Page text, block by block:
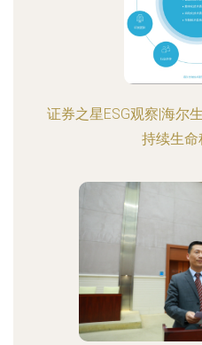
证券之星ESG观察|海尔
持续生